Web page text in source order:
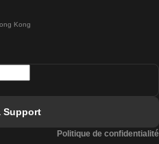
à Madrid
Kong
Support
Politique de confidentialité